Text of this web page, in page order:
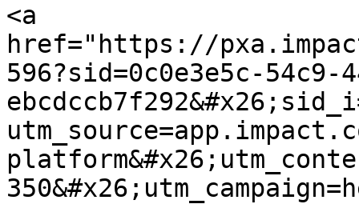
<a
href="https://
596?sid=0c0e3e5c-54c9-